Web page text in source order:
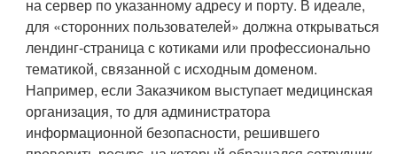
на сервер по указанному адресу и порту. В идеале,
для «сторонних пользователей» должна открываться
лендинг-страница с котиками или профессионально
тематикой, связанной с исходным доменом.
Например, если Заказчиком выступает медицинская
организация, то для администратора
информационной безопасности, решившего